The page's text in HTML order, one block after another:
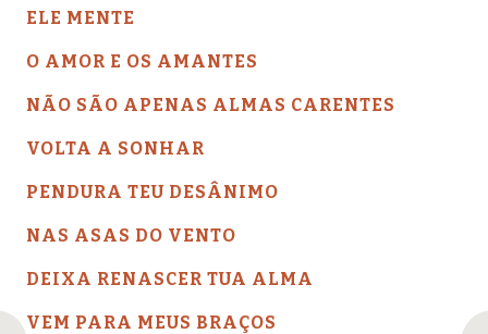
ELE MENTE
O AMOR E OS AMANTES
NÃO SÃO APENAS ALMAS CARENTES
VOLTA A SONHAR
PENDURA TEU DESÂNIMO
NAS ASAS DO VENTO
DEIXA RENASCER TUA ALMA
VEM PARA MEUS BRAÇOS